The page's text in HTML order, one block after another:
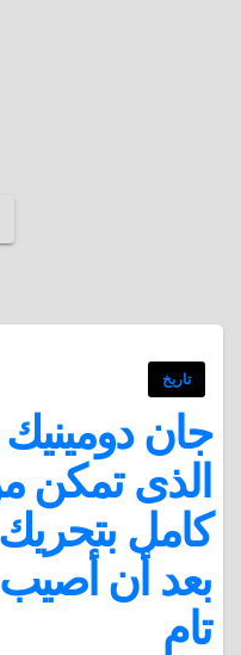
تاريخ
جان
الذى تمكن
كامل
بعد أن
تام